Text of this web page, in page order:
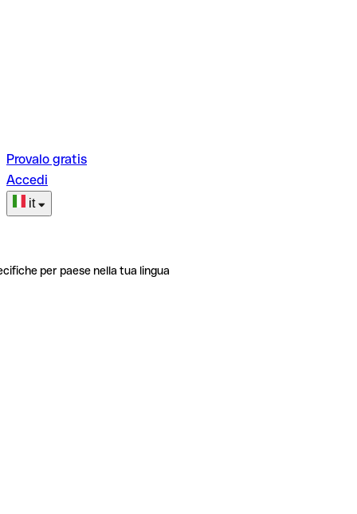
Provalo gratis
Accedi
it
per paese nella tua lingua